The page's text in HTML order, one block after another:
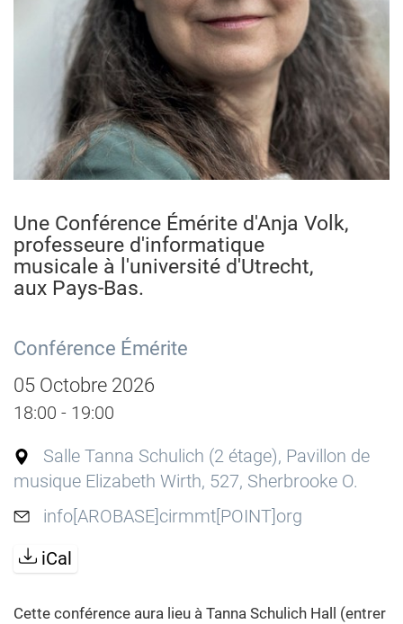
Une Conférence Émérite d'Anja Volk,
professeure d'informatique
musicale à l'université d'Utrecht,
aux Pays-Bas.
Conférence Émérite
05 Octobre 2026
18:00 - 19:00
Salle Tanna Schulich (2 étage), Pavillon de
musique Elizabeth Wirth, 527, Sherbrooke O.
info[AROBASE]cirmmt[POINT]org
iCal
Cette conférence aura lieu à Tanna Schulich Hall (entrer